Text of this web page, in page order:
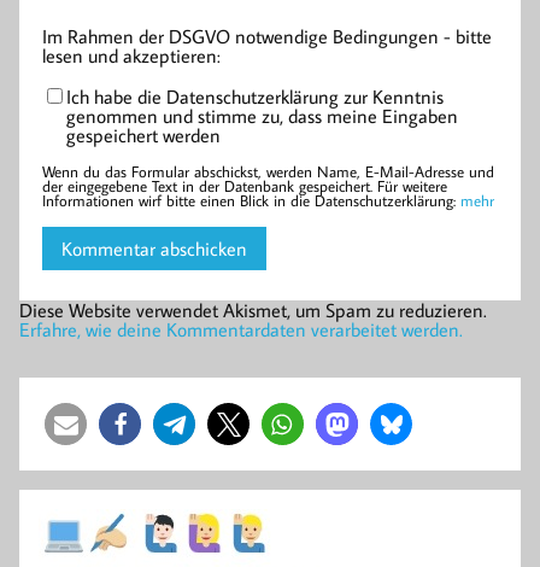
Im Rahmen der DSGVO notwendige Bedingungen - bitte
lesen und akzeptieren:
Ich habe die Datenschutzerklärung zur Kenntnis
genommen und stimme zu, dass meine Eingaben
gespeichert werden
Wenn du das Formular abschickst, werden Name, E-Mail-Adresse und
der eingegebene Text in der Datenbank gespeichert. Für weitere
Informationen wirf bitte einen Blick in die Datenschutzerklärung: mehr
Diese Website verwendet Akismet, um Spam zu reduzieren.
Erfahre, wie deine Kommentardaten verarbeitet werden.